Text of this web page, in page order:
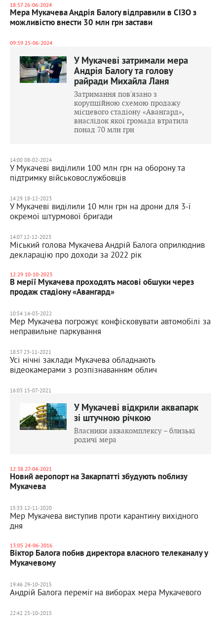
18:57 26-06-2024
Мера Мукачева Андрія Балогу відправили в СІЗО з
можливістю внести 30 млн грн застави
09:59 25-06-2024
У Мукачеві затримали мера
Андрія Балогу та голову
райради Михайла Ланя
Затримання пов'язано з
корупційною схемою продажу
місцевого стадіону «Авангард»,
внаслідок якої громада втратила
понад 70 млн грн
14:00 08-02-2024
У Мукачеві виділили 100 млн грн на оборону та
підтримку військовослужбовців
14:29 18-12-2023
У Мукачеві виділили 10 млн грн на дрони для 3-ї
окремої штурмової бригади
14:07 12-12-2023
Міський голова Мукачева Андрій Балога оприлюднив
декларацію про доходи за 2022 рік
12:29 10-10-2023
В мерії Мукачева проходять масові обшуки через
продаж стадіону «Авангард»
10:54 14-03-2022
Мер Мукачева погрожує конфісковувати автомобілі за
неправильне паркування
18:57 23-11-2021
Усі нічні заклади Мукачева обладнають
відеокамерами з розпізнаванням облич
16:03 15-07-2021
У Мукачеві відкрили аквапарк
зі штучною річкою
Власники аквакомплексу – близькі
родичі мера
12:38 27-04-2021
Новий аеропорт на Закарпатті збудують поблизу
Мукачева
15:33 12-11-2020
Мер Мукачева виступив проти карантину вихідного
дня
13:05 24-06-2016
Віктор Балога побив директора власного телеканалу у
Мукачевому
19:46 29-10-2015
Андрій Балога переміг на виборах мера Мукачевого
22:42 25-10-2015